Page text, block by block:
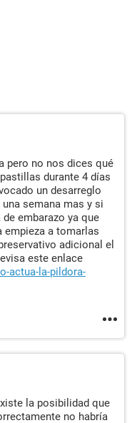
pero no nos dices qué
durante 4 días
un desarreglo
semana mas y si
embarazo ya que
empieza a tomarlas
adicional el
este enlace
actua-la-pildora-
la posibilidad que
no habría